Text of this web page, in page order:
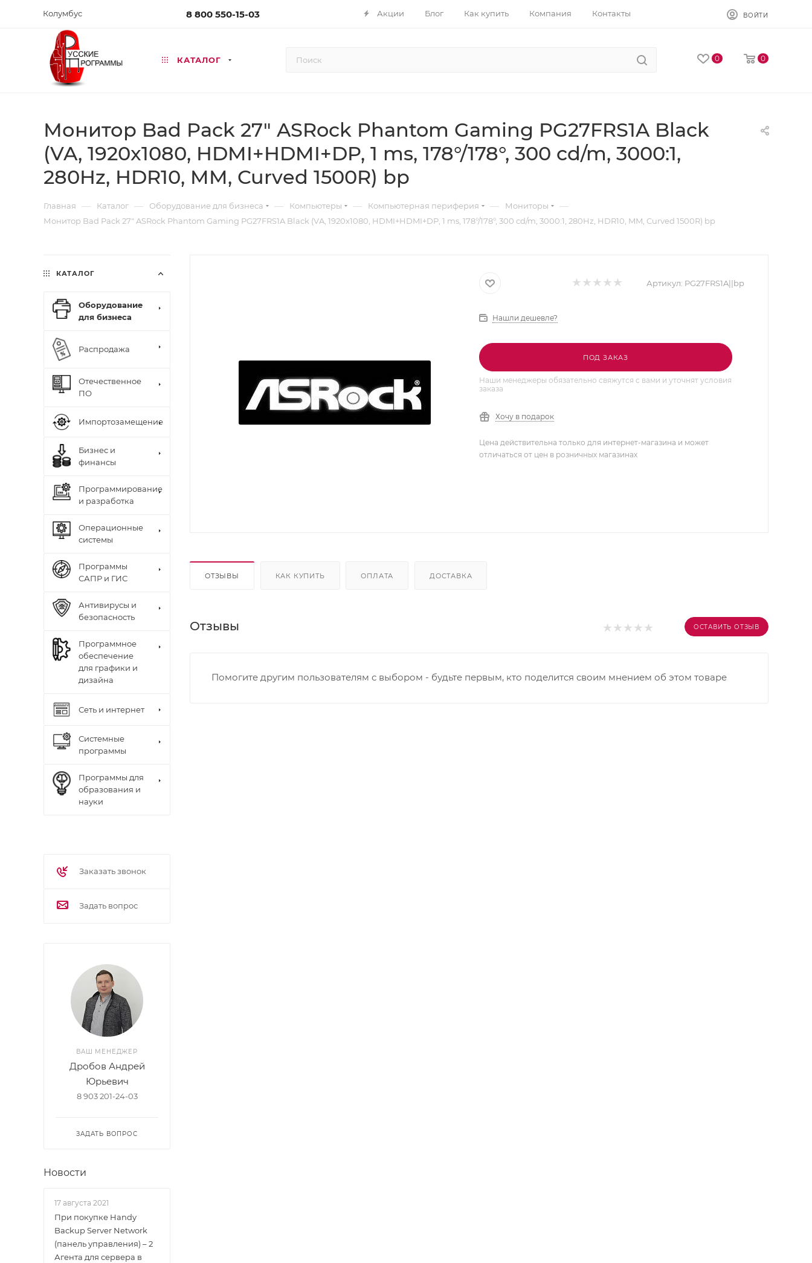
Колумбус 8 800 550-15-03 Акции Блог Как купить Компания Контакты ВОЙТИ
КАТАЛОГ 0 0
Монитор Bad Pack 27" ASRock Phantom Gaming PG27FRS1A Black
(VA, 1920x1080, HDMI+HDMI+DP, 1 ms, 178°/178°, 300 cd/m, 3000:1,
280Hz, HDR10, MM, Curved 1500R) bp
Главная — Каталог — Оборудование для бизнеса — Компьютеры — Компьютерная периферия — Мониторы —
Монитор Bad Pack 27" ASRock Phantom Gaming PG27FRS1A Black (VA, 1920x1080, HDMI+HDMI+DP, 1 ms, 178°/178°, 300 cd/m, 3000:1, 280Hz, HDR10, MM, Curved 1500R) bp
Артикул: PG27FRS1A||bp
Нашли дешевле?
ПОД ЗАКАЗ
Наши менеджеры обязательно свяжутся с вами и уточнят условия
заказа
Хочу в подарок
Цена действительна только для интернет-магазина и может
отличаться от цен в розничных магазинах
ОТЗЫВЫ КАК КУПИТЬ ОПЛАТА ДОСТАВКА
Отзывы ОСТАВИТЬ ОТЗЫВ
Помогите другим пользователям с выбором - будьте первым, кто поделится своим мнением об этом товаре
КАТАЛОГ
Оборудование
для бизнеса
Распродажа
Отечественное
ПО
Импортозамещение
Бизнес и
финансы
Программирование
и разработка
Операционные
системы
Программы
САПР и ГИС
Антивирусы и
безопасность
Программное
обеспечение
для графики и
дизайна
Сеть и интернет
Системные
программы
Программы для
образования и
науки
Заказать звонок
Задать вопрос
ВАШ МЕНЕДЖЕР
Дробов Андрей
Юрьевич
8 903 201-24-03
ЗАДАТЬ ВОПРОС
Новости
17 августа 2021
При покупке Handy
Backup Server Network
(панель управления) – 2
Агента для сервера в